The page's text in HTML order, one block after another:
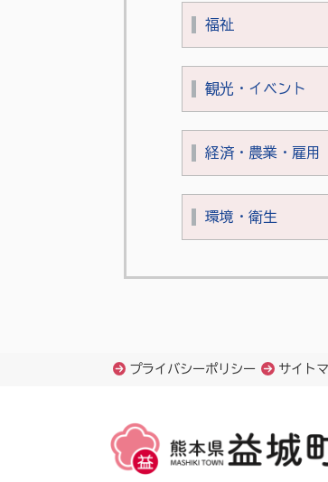
福祉
観光・イベント
経済・農業・雇用
環境・衛生
プライバシーポリシー サイト